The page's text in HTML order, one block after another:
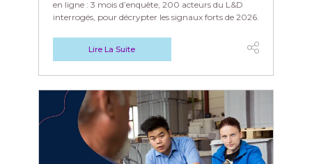
en ligne : 3 mois d’enquête, 200 acteurs du L&D
interrogés, pour décrypter les signaux forts de 2026.
Lire La Suite